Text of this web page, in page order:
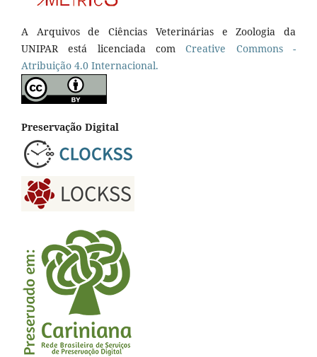
A Arquivos de Ciências Veterinárias e Zoologia da
UNIPAR está licenciada comCreative Commons -
Atribuição 4.0 Internacional.
Preservação Digital